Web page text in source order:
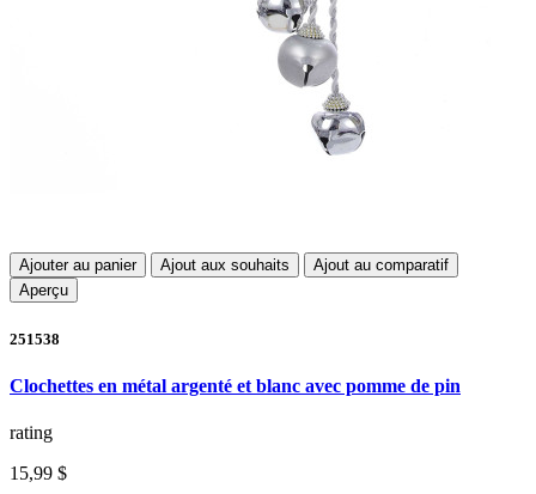
Ajouter au panier Ajout aux souhaits
Ajout au comparatif
Aperçu
251538
Clochettes en métal argenté et blanc avec pomme de pin
rating
15,99 $